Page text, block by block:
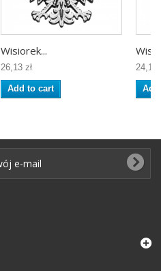
Wisiorek...
26,13 zł
Add to cart
24,12